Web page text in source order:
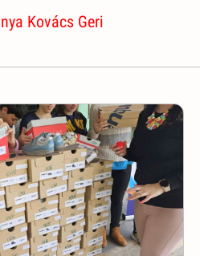
Kovács Geri